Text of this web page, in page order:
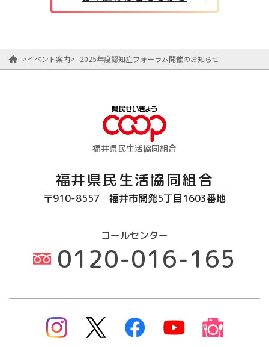
>イベント案内> 2025年度認知症フォーラム開催のお知らせ
福井県民生活協同組合
福井県民生活協同組合
〒910-8557 福井市開発5丁目1603番地
コールセンター
0120-016-165